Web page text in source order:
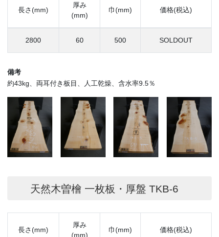
長さ(mm)
厚み
(mm)
巾(mm) 価格(税込)
2800 60 500 SOLDOUT
備考
約43kg、両耳付き板目、人工乾燥、含水率9.5％
天然木曽檜 一枚板・厚盤 TKB-6
長さ(mm)
厚み
(mm)
巾(mm) 価格(税込)